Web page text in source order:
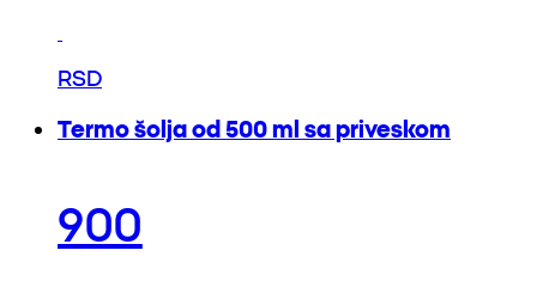
RSD
Termo šolja od 500 ml sa priveskom
900